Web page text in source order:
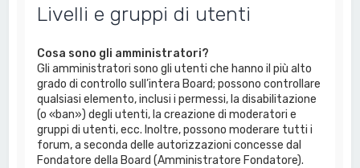
Livelli e gruppi di utenti
Cosa sono gli amministratori?
Gli amministratori sono gli utenti che hanno il più alto
grado di controllo sull’intera Board; possono controllare
qualsiasi elemento, inclusi i permessi, la disabilitazione
(o «ban») degli utenti, la creazione di moderatori e
gruppi di utenti, ecc. Inoltre, possono moderare tutti i
forum, a seconda delle autorizzazioni concesse dal
Fondatore della Board (Amministratore Fondatore).